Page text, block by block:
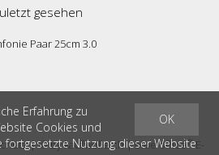
gesehen
Paar 25cm 3.0
| © bykaufwolle.ch|blue office®E-
OK
Erfahrung zu
Cookies und
fortgesetzte Nutzung dieser Website